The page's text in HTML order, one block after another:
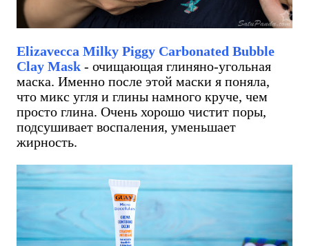
Elizavecca Milky Piggy Carbonated Bubble
Clay Mask - очищающая глиняно-угольная
маска. Именно после этой маски я поняла,
что микс угля и глины намного круче, чем
просто глина. Очень хорошо чистит поры,
подсушивает воспаления, уменьшает
жирность.